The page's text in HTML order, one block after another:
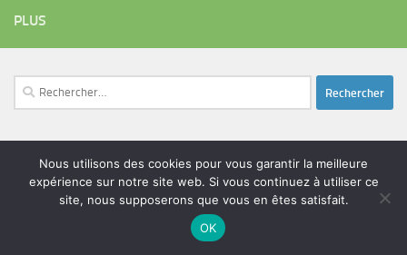
PLUS
Rechercher :
ÉTIQUETTES
adam bomb amar sundy batteur beatles blues blues rock
coltrane
glenn hughes
Nous utilisons des cookies pour vous garantir la meilleure
expérience sur notre site web. Si vous continuez à utiliser ce
site, nous supposerons que vous en êtes satisfait.
OK